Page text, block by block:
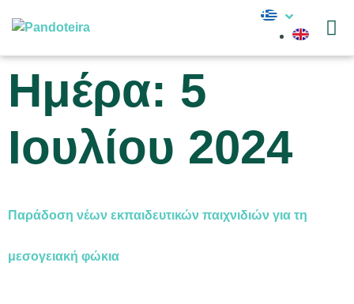
Ημέρα: 5
Ιουλίου 2024
Παράδοση νέων εκπαιδευτικών παιχνιδιών για τη
μεσογειακή φώκια